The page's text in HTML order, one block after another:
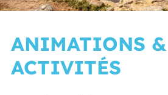
ANIMATIONS &
ACTIVITÉS